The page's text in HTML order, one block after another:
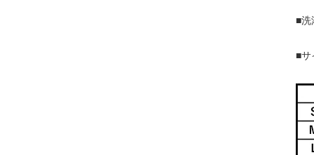
■
■